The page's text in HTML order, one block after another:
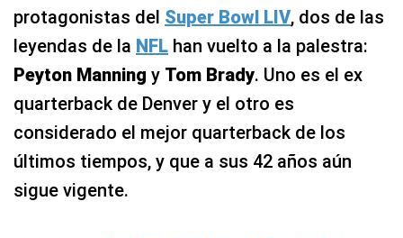
protagonistas del Super Bowl LIV, dos de las
leyendas de la NFL han vuelto a la palestra:
Peyton Manning y Tom Brady. Uno es el ex
quarterback de Denver y el otro es
considerado el mejor quarterback de los
últimos tiempos, y que a sus 42 años aún
sigue vigente.